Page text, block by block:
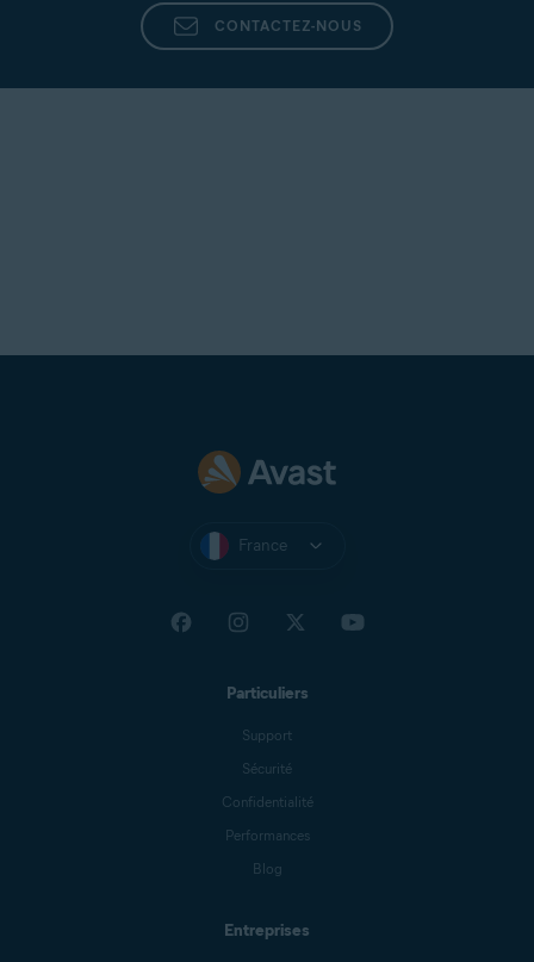
CONTACTEZ-NOUS
France
Particuliers
Support
Sécurité
Confidentialité
Performances
Blog
Entreprises